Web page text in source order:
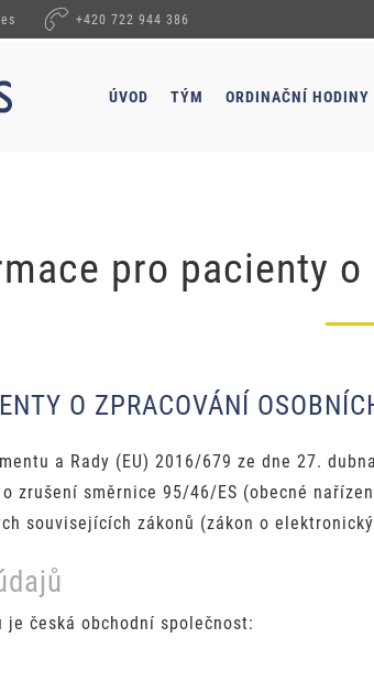
+420 722 944 386
ÚVOD TÝM ORDINAČNÍ HODINY
pro pacienty
O ZPRACOVÁNÍ
a Rady (EU) 2016/679 ze dne 27.
zrušení směrnice 95/46/ES (obecné
souvisejících zákonů (zákon o
je česká obchodní společnost: